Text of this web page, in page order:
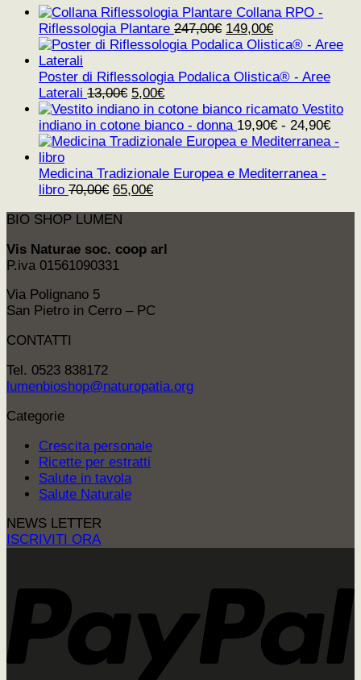
Collana RPO -
Riflessologia Plantare 247,00€ Il
prezzo
era:
149,00€Il
prezzo
è:
Poster di Riflessologia Podalica Olistica® - Aree
Laterali 13,00€ Il
prezzo
originale
era:
5,00€Il
prezzo
attuale
è:
Vestito
indiano in cotone bianco - donna 19,90€ - 24,90€
Medicina Tradizionale Europea e Mediterranea -
libro 70,00€ Il
originale
70,00€.
65,00€Il
65,00€.
BIO SHOP LUMEN
Vis Naturae soc. coop arl
P.iva 01561090331
Via Polignano 5
San Pietro in Cerro – PC
CONTATTI
Tel. 0523 838172
lumenbioshop@naturopatia.org
Categorie
Crescita personale
Ricette per estratti
Salute in tavola
Salute Naturale
NEWS LETTER
ISCRIVITI ORA